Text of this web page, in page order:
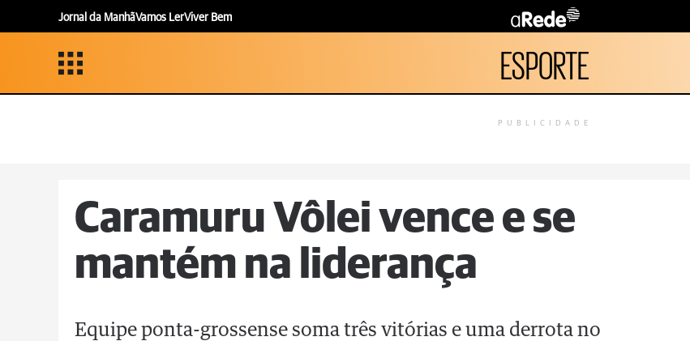
Jornal da ManhãVamos LerViver Bem
ESPORTE
PUBLICIDADE
Caramuru Vôlei vence e se
mantém na liderança
Equipe ponta-grossense soma três vitórias e uma derrota no